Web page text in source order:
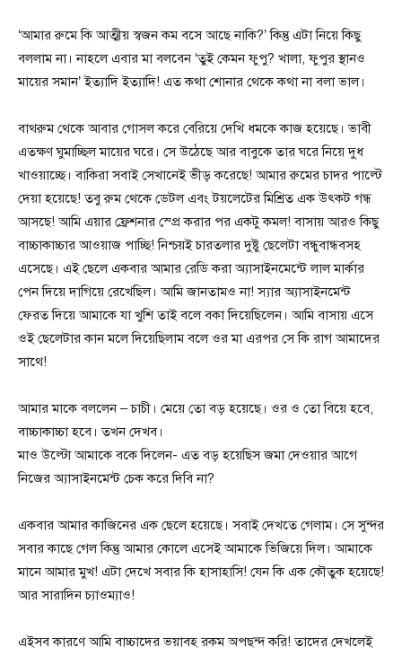
‘আমার রুমে কি আত্মীয় স্বজন কম বসে আছে নাকি?’ কিন্তু এটা নিয়ে কিছু
বললাম না। নাহলে এবার মা বলবেন ‘তুই কেমন ফুপু? খালা, ফুপুর স্থানও
মায়ের সমান’ ইত্যাদি ইত্যাদি! এত কথা শোনার থেকে কথা না বলা ভাল।
বাথরুম থেকে আবার গোসল করে বেরিয়ে দেখি ধমকে কাজ হয়েছে। ভাবী
এতক্ষণ ঘুমাচ্ছিল মায়ের ঘরে। সে উঠেছে আর বাবুকে তার ঘরে নিয়ে দুধ
খাওয়াচ্ছে। বাকিরা সবাই সেখানেই ভীড় করেছে! আমার রুমের চাদর পাল্টে
দেয়া হয়েছে! তবু রুম থেকে ডেটল এবং টয়লেটের মিশ্রিত এক উৎকট গন্ধ
আসছে! আমি এয়ার ফ্রেশনার স্প্রে করার পর একটু কমল! বাসায় আরও কিছু
বাচ্চাকাচ্চার আওয়াজ পাচ্ছি! নিশ্চয়ই চারতলার দুষ্টু ছেলেটা বন্ধুবান্ধবসহ
এসেছে। এই ছেলে একবার আমার রেডি করা অ্যাসাইনমেন্টে লাল মার্কার
পেন দিয়ে দাগিয়ে রেখেছিল। আমি জানতামও না! স্যার অ্যাসাইনমেন্ট
ফেরত দিয়ে আমাকে যা খুশি তাই বলে বকা দিয়েছিলেন। আমি বাসায় এসে
ওই ছেলেটার কান মলে দিয়েছিলাম বলে ওর মা এরপর সে কি রাগ আমাদের
সাথে!
আমার মাকে বললেন – চাচী। মেয়ে তো বড় হয়েছে। ওর ও তো বিয়ে হবে,
বাচ্চাকাচ্চা হবে। তখন দেখব।
মাও উল্টো আমাকে বকে দিলেন- এত বড় হয়েছিস জমা দেওয়ার আগে
নিজের অ্যাসাইনমেন্ট চেক করে দিবি না?
একবার আমার কাজিনের এক ছেলে হয়েছে। সবাই দেখতে গেলাম। সে সুন্দর
সবার কাছে গেল কিন্তু আমার কোলে এসেই আমাকে ভিজিয়ে দিল। আমাকে
মানে আমার মুখ! এটা দেখে সবার কি হাসাহাসি! যেন কি এক কৌতুক হয়েছে!
আর সারাদিন চ্যাওম্যাও!
এইসব কারণে আমি বাচ্চাদের ভয়াবহ রকম অপছন্দ করি! তাদের দেখলেই